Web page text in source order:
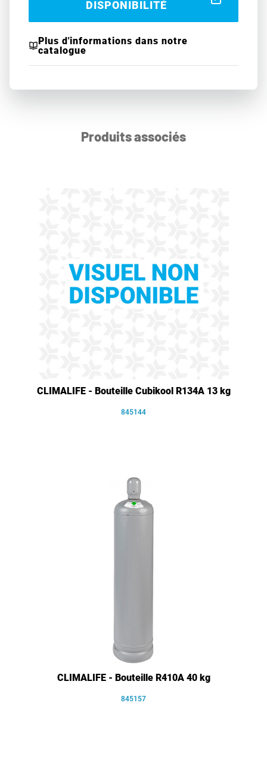
DISPONIBILITÉ
Plus d'informations dans notre
catalogue
Produits associés
CLIMALIFE - Bouteille Cubikool R134A 13 kg
845144
CLIMALIFE - Bouteille R410A 40 kg
845157